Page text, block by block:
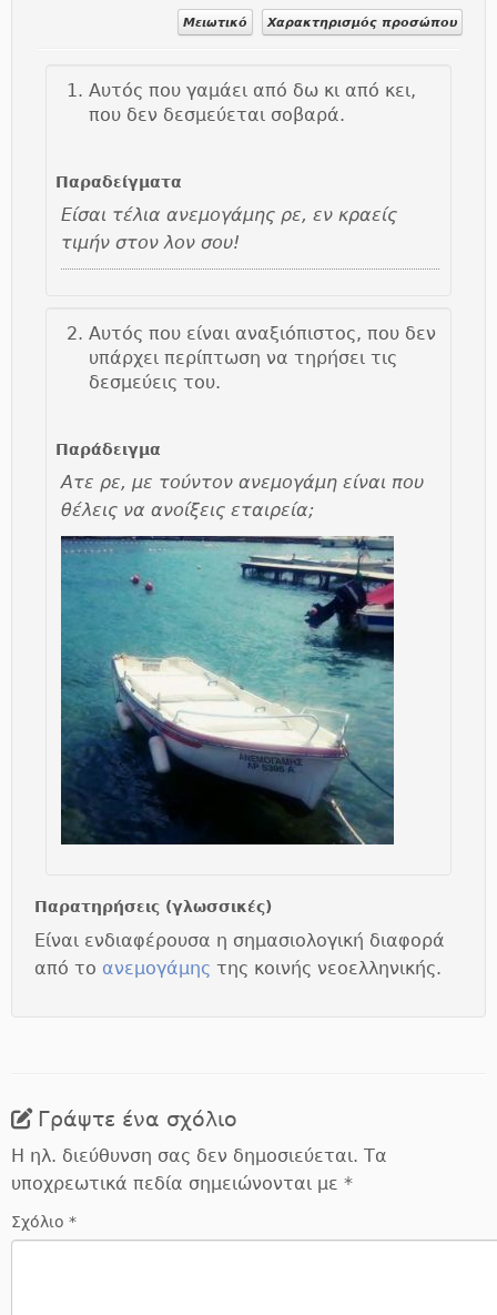
Μειωτικό Χαρακτηρισμός προσώπου
Αυτός που γαμάει από δω κι από κει,
που δεν δεσμεύεται σοβαρά.
Παραδείγματα
Είσαι τέλια ανεμογάμης ρε, εν κραείς
τιμήν στον λον σου!
Αυτός που είναι αναξιόπιστος, που δεν
υπάρχει περίπτωση να τηρήσει τις
δεσμεύεις του.
Παράδειγμα
Ατε ρε, με τούντον ανεμογάμη είναι που
θέλεις να ανοίξεις εταιρεία;
Παρατηρήσεις (γλωσσικές)
Είναι ενδιαφέρουσα η σημασιολογική διαφορά
από το ανεμογάμης της κοινής νεοελληνικής.
Γράψτε ένα σχόλιο
Η ηλ. διεύθυνση σας δεν δημοσιεύεται. Τα
υποχρεωτικά πεδία σημειώνονται με *
Σχόλιο *